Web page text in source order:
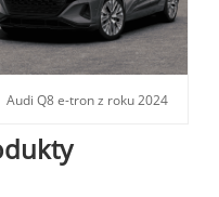
Audi Q8 e-tron z roku 2024